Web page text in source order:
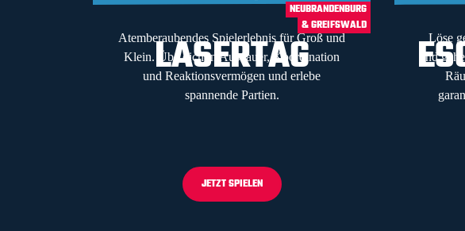
NEUBRANDENBURG
& GREIFSWALD
LASERTAG
Atemberaubendes Spielerlebnis für Groß und
Klein. Übe dich in Ausdauer, Koordination
und Reaktionsvermögen und erlebe
spannende Partien.
JETZT SPIELEN
Löse
und